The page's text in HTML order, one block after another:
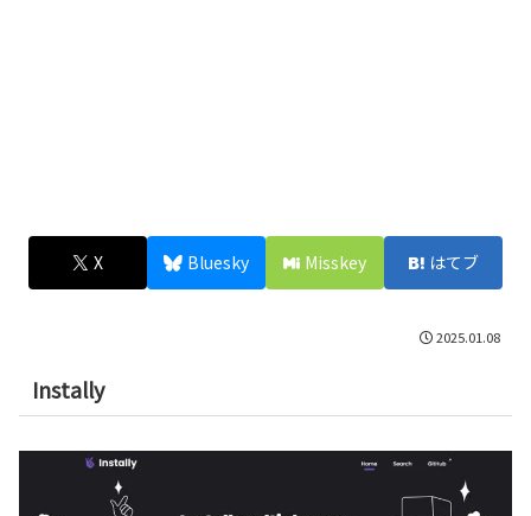
X Bluesky Misskey はてブ
2025.01.08
Instally